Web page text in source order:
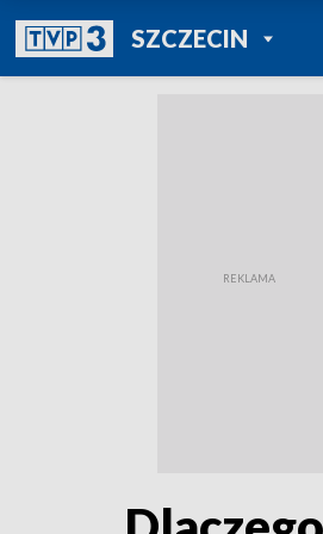
SZCZECINPOWRÓT DO
TVP REGIONY